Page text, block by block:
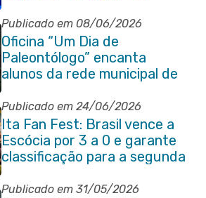
Publicado em 08/06/2026
Oficina “Um Dia de
Paleontólogo” encanta
alunos da rede municipal de
Itaboraí
Publicado em 24/06/2026
Ita Fan Fest: Brasil vence a
Escócia por 3 a 0 e garante
classificação para a segunda
fase da Copa do Mundo
Publicado em 31/05/2026